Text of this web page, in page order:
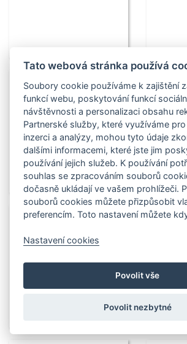
Tato webová stránka používá
Soubory cookie používáme k zajištění
funkcí webu, poskytování funkcí
návštěvnosti a personalizaci obsahu
Partnerské služby, které využíváme
inzerci a analýzy, mohou tyto údaje
dalšími informacemi, které jste jim
používání jejich služeb. K používání
souhlas se zpracováním souborů
dočasně ukládají ve vašem prohlížeči.
souborů cookies můžete přizpůsobit
preferencím. Toto nastavení můžete
Nastavení cookies
Povolit vše
Povolit nezbytné